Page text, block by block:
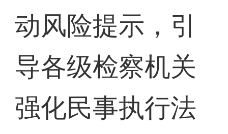
动风险提示，引
导各级检察机关
强化民事执行法